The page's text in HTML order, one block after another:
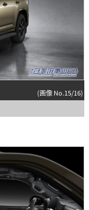
(画像 No.15/16)